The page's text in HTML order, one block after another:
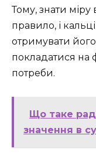
Тому, знати
правило, і
отримувати
покладатися на
потреби.
Що таке
значення в